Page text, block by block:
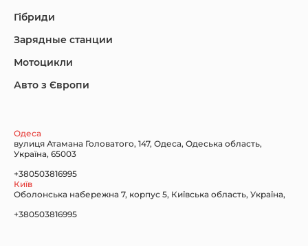
Nissan
Гібриди
Зарядные станции
Мотоцикли
Авто з Європи
Одеса
вулиця Атамана Головатого, 147, Одеса, Одеська область,
Україна, 65003
+380503816995
Київ
Оболонська набережна 7, корпус 5, Київська область, Україна,
+380503816995